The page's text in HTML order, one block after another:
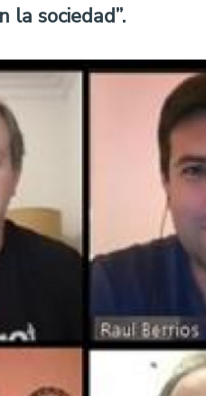
la sociedad”.